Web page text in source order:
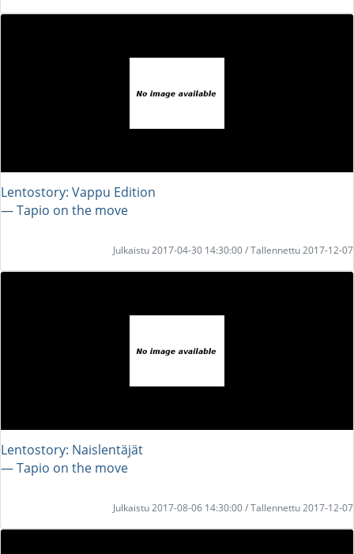
Lentostory: Vappu Edition
― Tapio on the move
Julkaistu 2017-04-30 14:30:00 / Tallennettu 2017-12-07
Lentostory: Naislentäjät
― Tapio on the move
Julkaistu 2017-08-06 14:30:00 / Tallennettu 2017-12-07